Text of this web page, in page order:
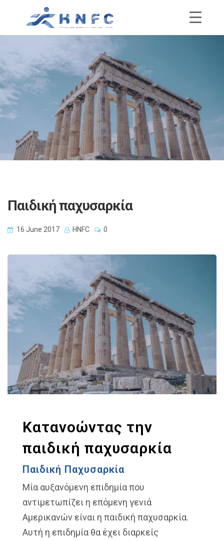
Παιδική παχυσαρκία
16 June 2017 HNFC 0
Κατανοώντας την
παιδική παχυσαρκία
Παιδική Παχυσαρκία
Μία αυξανόμενη επιδημία που
αντιμετωπίζει η επόμενη γενιά
Αμερικανών είναι η παιδική παχυσαρκία.
Αυτή η επιδημία θα έχει διαρκείς